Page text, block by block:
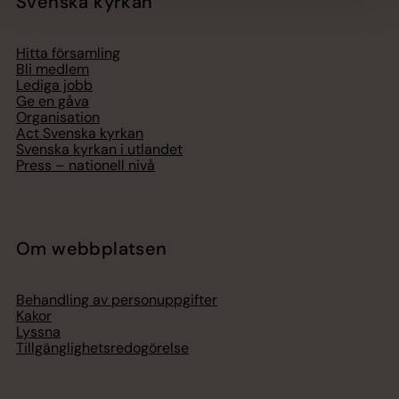
Hitta församling
Bli medlem
Lediga jobb
Ge en gåva
Organisation
Act Svenska kyrkan
Svenska kyrkan i utlandet
Press – nationell nivå
Om webbplatsen
Behandling av personuppgifter
Kakor
Lyssna
Tillgänglighetsredogörelse